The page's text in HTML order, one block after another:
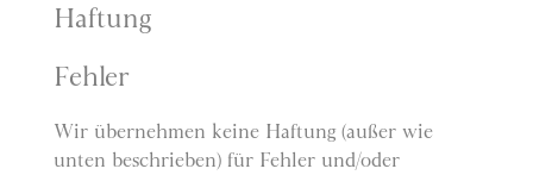
Haftung
Fehler
Wir übernehmen keine Haftung (außer wie
unten beschrieben) für Fehler und/oder